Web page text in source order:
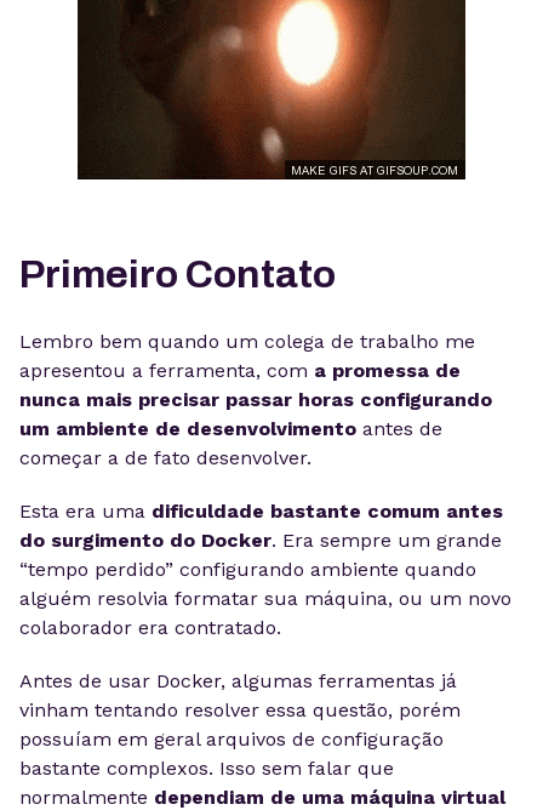
Primeiro Contato
Lembro bem quando um colega de trabalho me
apresentou a ferramenta, com a promessa de
nunca mais precisar passar horas configurando
um ambiente de desenvolvimento antes de
começar a de fato desenvolver.
Esta era uma dificuldade bastante comum antes
do surgimento do Docker. Era sempre um grande
“tempo perdido” configurando ambiente quando
alguém resolvia formatar sua máquina, ou um novo
colaborador era contratado.
Antes de usar Docker, algumas ferramentas já
vinham tentando resolver essa questão, porém
possuíam em geral arquivos de configuração
bastante complexos. Isso sem falar que
normalmente dependiam de uma máquina virtual